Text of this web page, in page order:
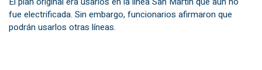
fue electrificada. Sin embargo, funcionarios afirmaron que
podrán usarlos otras líneas.